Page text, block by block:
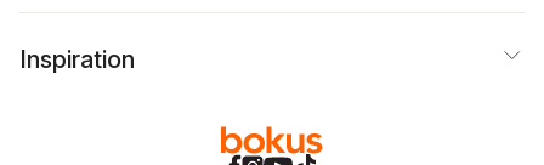
Inspiration